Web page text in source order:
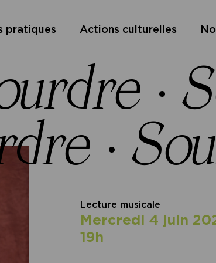
pratiques Actions culturelles
·
·
Lecture musicale
mercredi 4 juin
19h